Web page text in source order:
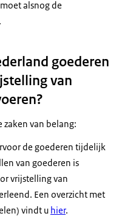
alsnog de
goederen
van
van belang:
de goederen tijdelijk
van goederen is
vrijstelling van
Een overzicht met
vindt u hier.